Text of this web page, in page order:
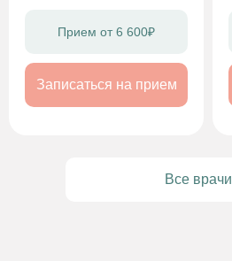
Прием от 6 600₽
Записаться на прием
Все врачи